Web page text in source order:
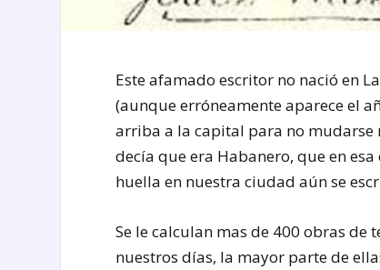
Este afamado escritor no nació en
(aunque erróneamente aparece el
arriba a la capital para no mudarse
decía que era Habanero, que en
huella en nuestra ciudad aún se
Se le calculan mas de 400 obras de
nuestros días, la mayor parte de